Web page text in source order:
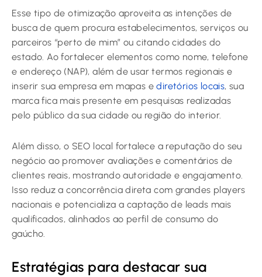
Esse tipo de otimização aproveita as intenções de
busca de quem procura estabelecimentos, serviços ou
parceiros “perto de mim” ou citando cidades do
estado. Ao fortalecer elementos como nome, telefone
e endereço (NAP), além de usar termos regionais e
inserir sua empresa em mapas ediretórios locais, sua
marca fica mais presente em pesquisas realizadas
pelo público da sua cidade ou região do interior.
Além disso, o SEO local fortalece a reputação do seu
negócio ao promover avaliações e comentários de
clientes reais, mostrando autoridade e engajamento.
Isso reduz a concorrência direta com grandes players
nacionais e potencializa a captação de leads mais
qualificados, alinhados ao perfil de consumo do
gaúcho.
Estratégias para destacar sua